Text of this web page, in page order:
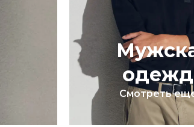
Смотреть